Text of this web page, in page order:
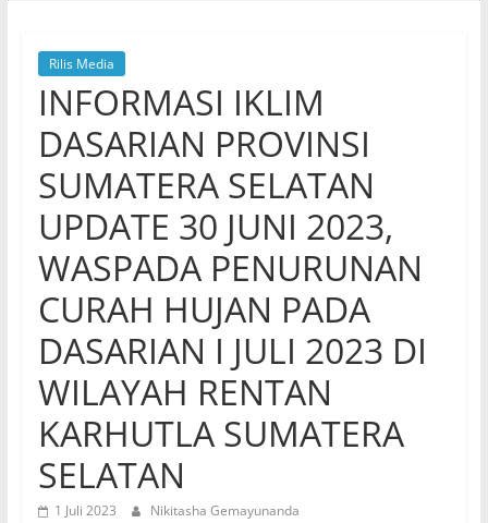
Koordinator
BMKG
Sumatera
Selatan
Rilis Media
INFORMASI IKLIM
DASARIAN PROVINSI
SUMATERA SELATAN
UPDATE 30 JUNI 2023,
WASPADA PENURUNAN
CURAH HUJAN PADA
DASARIAN I JULI 2023 DI
WILAYAH RENTAN
KARHUTLA SUMATERA
SELATAN
1 Juli 2023 Nikitasha Gemayunanda